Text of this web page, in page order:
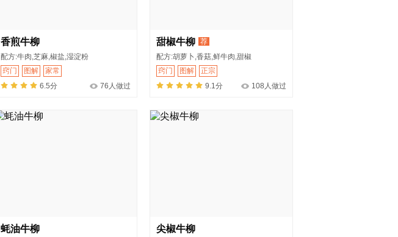
香煎牛柳
配方:牛肉,芝麻,椒盐,湿淀粉
窍门
图解
家常
6.5分
76人做过
甜椒牛柳 荐
配方:胡萝卜,香菇,鲜牛肉,甜椒
窍门
图解
正宗
9.1分
108人做过
蚝油牛柳 尖椒牛柳